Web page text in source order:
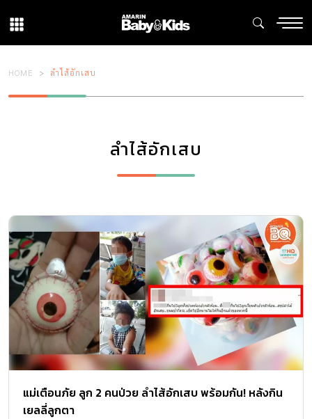
HOME ลำไส้อักเสบ
ลำไส้อักเสบ
แม่เตือนภัย ลูก 2 คนป่วย ลำไส้อักเสบ พร้อมกัน! หลังกิน
เยลลี่ลูกตา